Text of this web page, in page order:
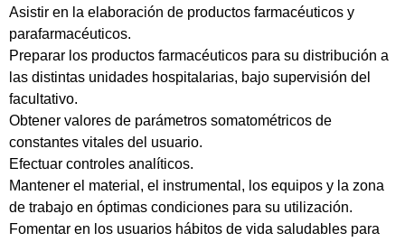
Asistir en la elaboración de productos farmacéuticos y
parafarmacéuticos.
Preparar los productos farmacéuticos para su distribución a
las distintas unidades hospitalarias, bajo supervisión del
facultativo.
Obtener valores de parámetros somatométricos de
constantes vitales del usuario.
Efectuar controles analíticos.
Mantener el material, el instrumental, los equipos y la zona
de trabajo en óptimas condiciones para su utilización.
Fomentar en los usuarios hábitos de vida saludables para